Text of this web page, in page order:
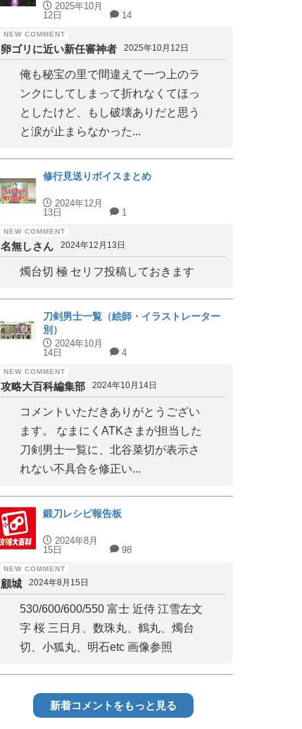
2025年10月
12日
14
卵ゴリに近い新任審神者 2025年10月12日
俺も秘宝の里で間違えて一つ上のラ
ンクにしてしまって折れなくてほっ
としたけど、もし破壊ありだと思う
と涙が止まらなかった...
修行見送りボイスまとめ
2024年12月
13日
1
名無しさん 2024年12月13日
燭台切 極 セリフ投稿しておきます
刀剣男士一覧（絵師・イラストレーター
別）
2024年10月
14日
4
攻略大百科編集部 2024年10月14日
コメントいただきありがとうござい
ます。 なまにくATKさまが担当した
刀剣男士一覧に、北谷菜切が表示さ
れない不具合を修正い...
鍛刀レシピ報告板
2024年8月
15日
98
顧城 2024年8月15日
530/600/600/550 富士 近侍 江雪左文
字 桜 三日月、数珠丸、鶴丸、燭台
切、小狐丸、明石etc 画像参照
新着コメントをもっと見る